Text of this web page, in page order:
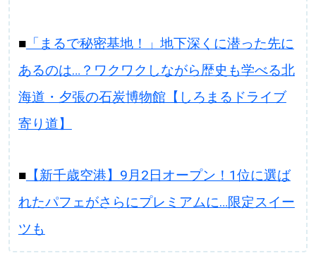
■「まるで秘密基地！」地下深くに潜った先に
あるのは…？ワクワクしながら歴史も学べる北
海道・夕張の石炭博物館【しろまるドライブ
寄り道】
■【新千歳空港】9月2日オープン！1位に選ば
れたパフェがさらにプレミアムに…限定スイー
ツも